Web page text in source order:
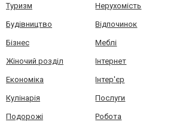
Туризм Нерухомість
Будівництво Відпочинок
Бізнес Меблі
Жіночий розділ Інтернет
Економіка Інтер'єр
Кулінарія Послуги
Подорожі Робота